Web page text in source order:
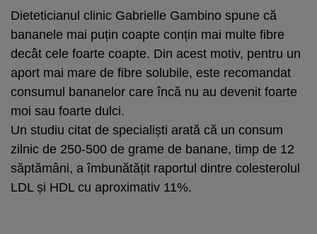
Dieteticianul clinic Gabrielle Gambino spune că
bananele mai puțin coapte conțin mai multe fibre
decât cele foarte coapte. Din acest motiv, pentru un
aport mai mare de fibre solubile, este recomandat
consumul bananelor care încă nu au devenit foarte
moi sau foarte dulci.
Un studiu citat de specialiști arată că un consum
zilnic de 250-500 de grame de banane, timp de 12
săptămâni, a îmbunătățit raportul dintre colesterolul
LDL și HDL cu aproximativ 11%.